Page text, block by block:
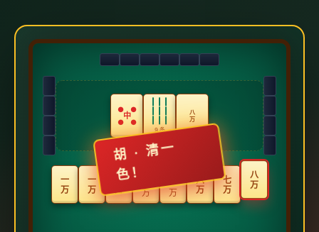
● ●
中
● ●
9 条
八
万
一
万
一
万
一
万
万
万
六
万
七
万
八
万
胡 ·
清
一
色
！